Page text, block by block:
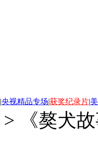
|央视精品专场|获奖纪录片|
>
《獒犬